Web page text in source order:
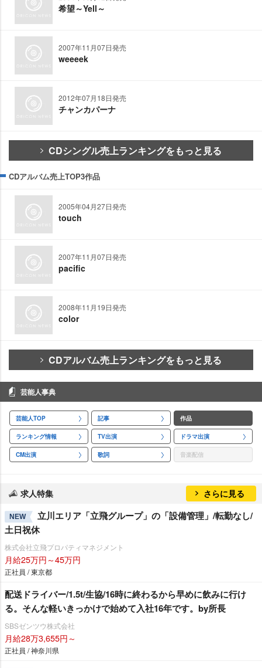
希望～Yell～
2007年11月07日発売
weeeek
2012年07月18日発売
チャンカパーナ
CDシングル売上ランキングをもっと見る
CDアルバム売上TOP3作品
2005年04月27日発売
touch
2007年11月07日発売
pacific
2008年11月19日発売
color
CDアルバム売上ランキングをもっと見る
芸能人事典
芸能人TOP 記事 作品
ランキング情報 TV出演 ドラマ出演
CM出演 歌詞 音楽配信
求人特集 さらに見る
NEW
立川エリア「立飛グループ」の「設備管理」/転勤なし/
土日祝休
株式会社立飛プロパティマネジメント
月給25万円～45万円
正社員 / 東京都
配送ドライバー/1.5t/生協/16時に終わるから早めに飲みに行け
る。そんな軽いきっかけで始めて入社16年です。by所長
SBSゼンツウ株式会社
月給28万3,655円～
正社員 / 神奈川県